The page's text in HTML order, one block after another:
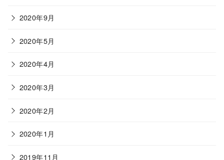
2020年9月
2020年5月
2020年4月
2020年3月
2020年2月
2020年1月
2019年11月